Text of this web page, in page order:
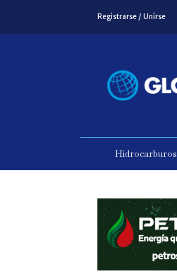
Registrarse / Unirse
Hidrocarburos